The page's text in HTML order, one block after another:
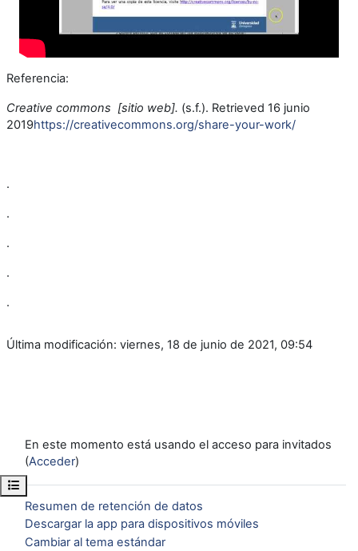
Abrir índice del curso
Vídeo
Referencia:
Creative commons [sitio web]. (s.f.). Retrieved 16 junio
2019https://creativecommons.org/share-your-work/
.
.
.
.
.
Última modificación: viernes, 18 de junio de 2021, 09:54
En este momento está usando el acceso para invitados
(Acceder)
Resumen de retención de datos
Descargar la app para dispositivos móviles
Cambiar al tema estándar